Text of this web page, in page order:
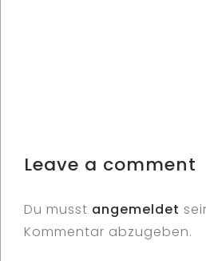
Leave a comment
Du musst angemeldet
Kommentar abzugeben.